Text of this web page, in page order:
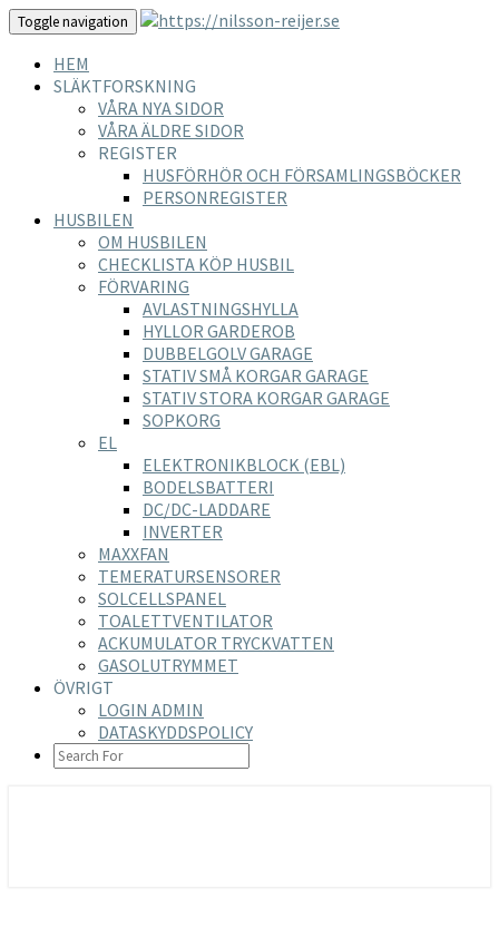
Toggle navigation
HEM
SLÄKTFORSKNING
VÅRA NYA SIDOR
VÅRA ÄLDRE SIDOR
REGISTER
HUSFÖRHÖR OCH FÖRSAMLINGSBÖCKER
PERSONREGISTER
HUSBILEN
OM HUSBILEN
CHECKLISTA KÖP HUSBIL
FÖRVARING
AVLASTNINGSHYLLA
HYLLOR GARDEROB
DUBBELGOLV GARAGE
STATIV SMÅ KORGAR GARAGE
STATIV STORA KORGAR GARAGE
SOPKORG
EL
ELEKTRONIKBLOCK (EBL)
BODELSBATTERI
DC/DC-LADDARE
INVERTER
MAXXFAN
TEMERATURSENSORER
SOLCELLSPANEL
TOALETTVENTILATOR
ACKUMULATOR TRYCKVATTEN
GASOLUTRYMMET
ÖVRIGT
LOGIN ADMIN
DATASKYDDSPOLICY
SEARCH
ICON